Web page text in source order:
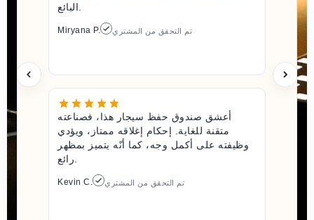
البائع.
Miryana P. تم التحقق من المشتري
أعشق صندوق حفظ سيجار هذا، فصناعته
متقنة للغاية. إحكام إغلاقه ممتاز، ويؤدي
وظيفته على أكمل وجه، كما أنّه يتميز بمظهر
رائع.
Kevin C. تم التحقق من المشتري